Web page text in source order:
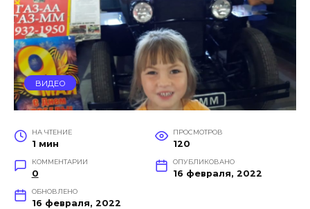
ВИДЕО
НА ЧТЕНИЕ
1 мин
ПРОСМОТРОВ
120
КОММЕНТАРИИ
0
ОПУБЛИКОВАНО
16 февраля, 2022
ОБНОВЛЕНО
16 февраля, 2022